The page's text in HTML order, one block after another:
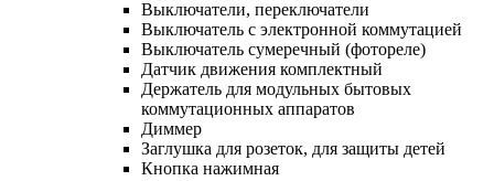
Выключатели, переключатели
Выключатель с электронной коммутацией
Выключатель сумеречный (фотореле)
Датчик движения комплектный
Держатель для модульных бытовых
коммутационных аппаратов
Диммер
Заглушка для розеток, для защиты детей
Кнопка нажимная